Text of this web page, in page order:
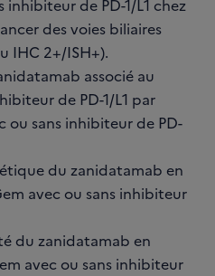
inhibiteur de PD-1/L1 chez
des voies biliaires
IHC 2+/ISH+).
associé au
de PD-1/L1 par
ou sans inhibiteur de PD-
du zanidatamab en
avec ou sans inhibiteur
du zanidatamab en
avec ou sans inhibiteur